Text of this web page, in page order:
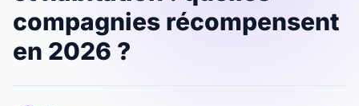
compagnies récompensent
en 2026 ?